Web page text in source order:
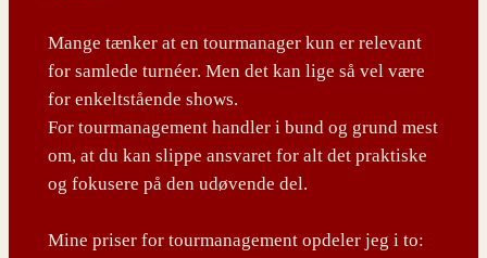
Mange tænker at en tourmanager kun er relevant
for samlede turnéer. Men det kan lige så vel være
for enkeltstående shows.
For tourmanagement handler i bund og grund mest
om, at du kan slippe ansvaret for alt det praktiske
og fokusere på den udøvende del.
Mine priser for tourmanagement opdeler jeg i to: